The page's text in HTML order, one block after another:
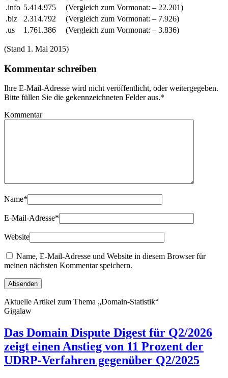
.info 5.414.975 (Vergleich zum Vormonat: – 22.201)
.biz
2.314.792 (Vergleich zum Vormonat: – 7.926)
.us
1.761.386 (Vergleich zum Vormonat: – 3.836)
(Stand 1. Mai 2015)
Kommentar schreiben
Ihre E-Mail-Adresse wird nicht veröffentlicht, oder weitergegeben.
Bitte füllen Sie die gekennzeichneten Felder aus.*
Kommentar
Name*
E-Mail-Adresse*
Website
Name, E-Mail-Adresse und Website in diesem Browser für
meinen nächsten Kommentar speichern.
Aktuelle Artikel zum Thema „Domain-Statistik“
Gigalaw
Das Domain Dispute Digest für Q2/2026
zeigt einen Anstieg von 11 Prozent der
UDRP-Verfahren gegenüber Q2/2025